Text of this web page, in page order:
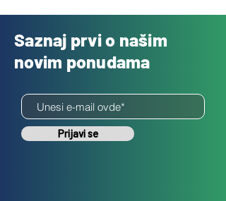
Saznaj prvi o našim
novim ponudama
Prijavi se